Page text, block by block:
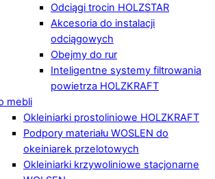
Odciągi trocin HOLZSTAR
Akcesoria do instalacji
odciągowych
Obejmy do rur
Inteligentne systemy filtrowania
powietrza HOLZKRAFT
mebli
Okleiniarki prostoliniowe HOLZKRAFT
Podpory materiału WOSLEN do
okeiniarek przelotowych
Okleiniarki krzywoliniowe stacjonarne